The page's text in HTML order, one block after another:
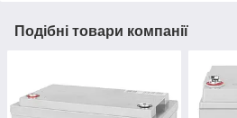
Подібні товари компанії